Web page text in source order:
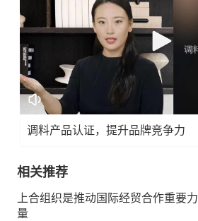
调料产品认证，提升品牌竞争力
相关推荐
上合组织是推动国际经贸合作重要力
量